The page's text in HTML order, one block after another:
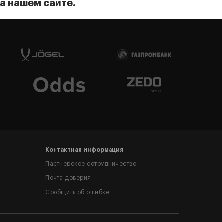
нашем сайте.
Контактная информация
Партнерское сотрудничество
Почта доверия
Сообщить об ошибке